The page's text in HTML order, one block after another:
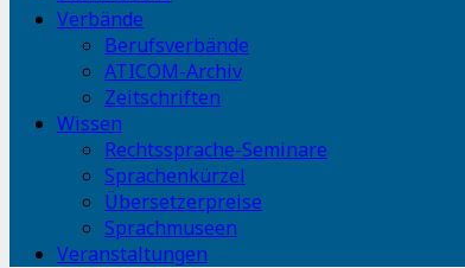
Verbände
Berufsverbände
ATICOM-Archiv
Zeitschriften
Wissen
Rechtssprache-Seminare
Sprachenkürzel
Übersetzerpreise
Sprachmuseen
Veranstaltungen